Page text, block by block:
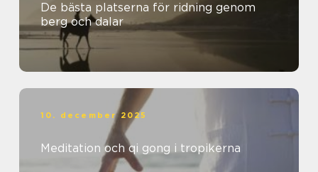
De bästa platserna för ridning genom
berg och dalar
10. december 2025
Meditation och qi gong i tropikerna